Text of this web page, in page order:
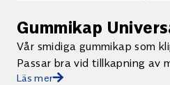
Gummikap
Vår smidiga gummikap som
Passar bra vid tillkapning av
Läs mer